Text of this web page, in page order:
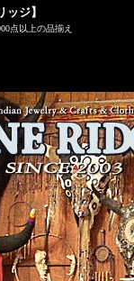
ジ】
点以上の品揃え